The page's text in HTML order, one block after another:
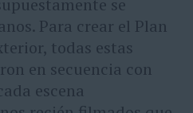
se
Para crear el Plan
todas estas
en secuencia con
escena